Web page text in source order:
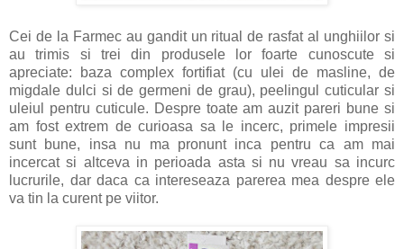
Cei de la Farmec au gandit un ritual de rasfat al unghiilor si
au trimis si trei din produsele lor foarte cunoscute si
apreciate: baza complex fortifiat (cu ulei de masline, de
migdale dulci si de germeni de grau), peelingul cuticular si
uleiul pentru cuticule. Despre toate am auzit pareri bune si
am fost extrem de curioasa sa le incerc, primele impresii
sunt bune, insa nu ma pronunt inca pentru ca am mai
incercat si altceva in perioada asta si nu vreau sa incurc
lucrurile, dar daca ca intereseaza parerea mea despre ele
va tin la curent pe viitor.